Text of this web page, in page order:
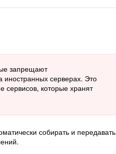
запрещают
серверах. Это
сервисов, которые хранят
собирать и передавать